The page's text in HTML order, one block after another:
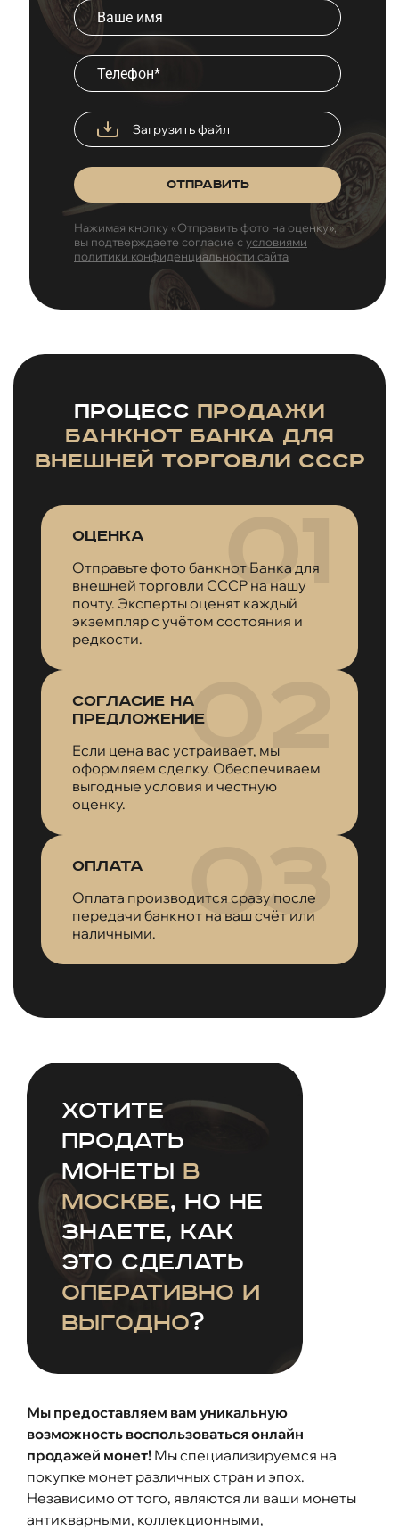
Загрузить файл
Отправить
Нажимая кнопку «Отправить фото на оценку»,
вы подтверждаете согласие сусловиями
политики конфиденциальности сайта
Процесс продажи
банкнот Банка для
внешней торговли СССР
Оценка
Отправьте фото банкнот Банка для
внешней торговли СССР на нашу
почту. Эксперты оценят каждый
экземпляр с учётом состояния и
редкости.
Согласие на
предложение
Если цена вас устраивает, мы
оформляем сделку. Обеспечиваем
выгодные условия и честную
оценку.
Оплата
Оплата производится сразу после
передачи банкнот на ваш счёт или
наличными.
Хотите
продать
монеты в
Москве, но не
знаете, как
это сделать
оперативно и
выгодно?
Мы предоставляем вам уникальную
возможность воспользоваться онлайн
продажей монет! Мы специализируемся на
покупке монет различных стран и эпох.
Независимо от того, являются ли ваши монеты
антикварными, коллекционными,